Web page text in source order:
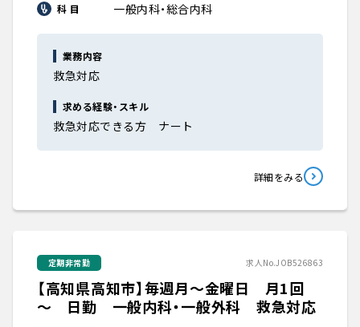
科 目
一般内科・総合内科
業務内容
救急対応
求める経験・スキル
救急対応できる方 ナート
詳細をみる
定期非常勤 求人No.JOB526863
【高知県高知市】毎週月～金曜日 月1回
～ 日勤 一般内科・一般外科 救急対応